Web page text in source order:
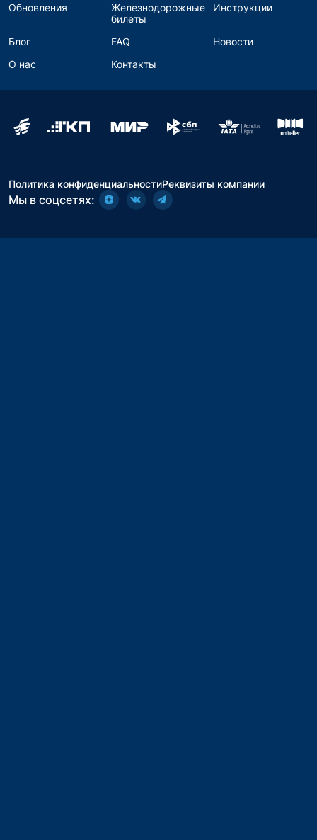
Обновления
Железнодорожные
билеты
Инструкции
Блог FAQ
Новости
О нас
Контакты
Политика конфиденциальностиРеквизиты компании
Мы в соцсетях: